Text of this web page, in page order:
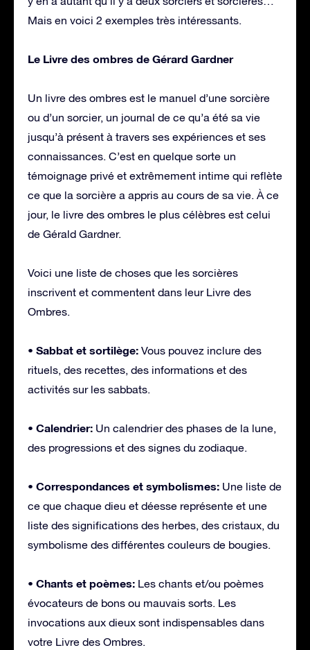
Mais en voici 2 exemples très intéressants.
Le Livre des ombres de Gérard Gardner
Un livre des ombres est le manuel d’une sorcière
ou d’un sorcier, un journal de ce qu’a été sa vie
jusqu’à présent à travers ses expériences et ses
connaissances. C’est en quelque sorte un
témoignage privé et extrêmement intime qui reflète
ce que la sorcière a appris au cours de sa vie. À ce
jour, le livre des ombres le plus célèbres est celui
de Gérald Gardner.
Voici une liste de choses que les sorcières
inscrivent et commentent dans leur Livre des
Ombres.
• Sabbat et sortilège: Vous pouvez inclure des
rituels, des recettes, des informations et des
activités sur les sabbats.
• Calendrier: Un calendrier des phases de la lune,
des progressions et des signes du zodiaque.
• Correspondances et symbolismes: Une liste de
ce que chaque dieu et déesse représente et une
liste des significations des herbes, des cristaux, du
symbolisme des différentes couleurs de bougies.
• Chants et poèmes: Les chants et/ou poèmes
évocateurs de bons ou mauvais sorts. Les
invocations aux dieux sont indispensables dans
votre Livre des Ombres.